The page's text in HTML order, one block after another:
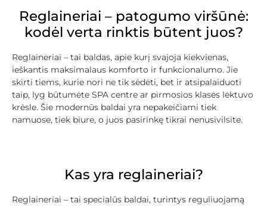
Reglaineriai – patogumo viršūnė:
kodėl verta rinktis būtent juos?
Reglaineriai – tai baldas, apie kurį svajoja kiekvienas,
ieškantis maksimalaus komforto ir funkcionalumo. Jie
skirti tiems, kurie nori ne tik sėdėti, bet ir atsipalaiduoti
taip, lyg būtumėte SPA centre ar pirmosios klasės lėktuvo
krėsle. Šie modernūs baldai yra nepakeičiami tiek
namuose, tiek biure, o juos pasirinkę tikrai nenusivilsite.
Kas yra reglaineriai?
Reglaineriai – tai specialūs baldai, turintys reguliuojamą